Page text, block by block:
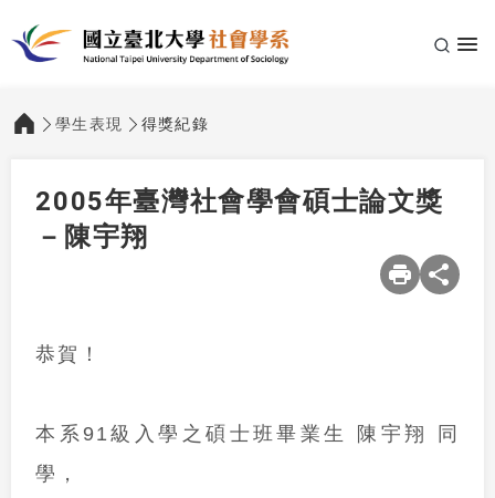
::: 學生表現 得獎紀錄
2005年臺灣社會學會碩士論文獎
－陳宇翔
恭賀！
本系91 級入學之碩士班畢業生 陳宇翔 同
學，